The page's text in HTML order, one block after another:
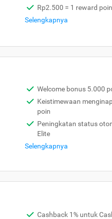
Rp2.500 = 1 reward
Selengkapnya
Welcome bonus 5.000
Keistimewaan
poin
Peningkatan status
Elite
Selengkapnya
Cashback 1% untuk